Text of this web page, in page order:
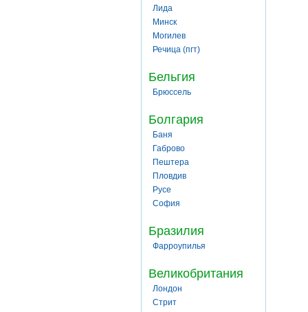
Лида
Минск
Могилев
Речица (пгт)
Бельгия
Брюссель
Болгария
Баня
Габрово
Пештера
Пловдив
Русе
София
Бразилия
Фарроупилья
Великобритания
Лондон
Стрит